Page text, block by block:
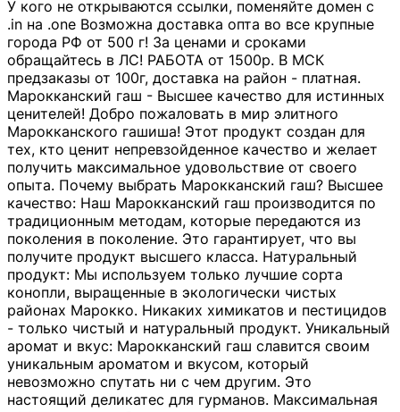
У кого не открываются ссылки, поменяйте домен с
.in на .one Возможна доставка опта во все крупные
города РФ от 500 г! За ценами и сроками
обращайтесь в ЛС! РАБОТА от 1500р. В МСК
предзаказы от 100г, доставка на район - платная.
Марокканский гаш - Высшее качество для истинных
ценителей! Добро пожаловать в мир элитного
Марокканского гашиша! Этот продукт создан для
тех, кто ценит непревзойденное качество и желает
получить максимальное удовольствие от своего
опыта. Почему выбрать Марокканский гаш? Высшее
качество: Наш Марокканский гаш производится по
традиционным методам, которые передаются из
поколения в поколение. Это гарантирует, что вы
получите продукт высшего класса. Натуральный
продукт: Мы используем только лучшие сорта
конопли, выращенные в экологически чистых
районах Марокко. Никаких химикатов и пестицидов
- только чистый и натуральный продукт. Уникальный
аромат и вкус: Марокканский гаш славится своим
уникальным ароматом и вкусом, который
невозможно спутать ни с чем другим. Это
настоящий деликатес для гурманов. Максимальная